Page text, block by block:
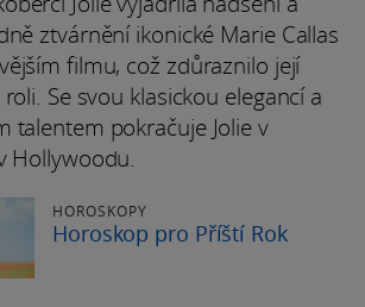
ztvárnění ikonické Marie Callas
filmu, což zdůraznilo její
Se svou klasickou elegancí a
talentem pokračuje Jolie v
Hollywoodu.
HOROSKOPY
Horoskop pro Příští Rok